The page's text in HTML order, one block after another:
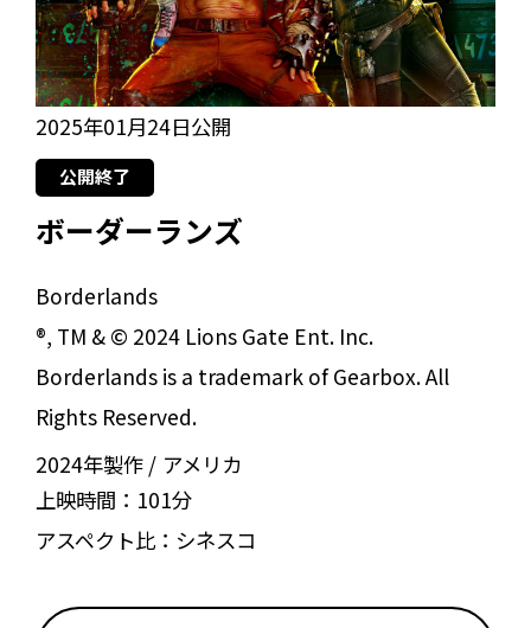
2025年01月24日公開
公開終了
ボーダーランズ
Borderlands
®, TM & © 2024 Lions Gate Ent. Inc.
Borderlands is a trademark of Gearbox. All
Rights Reserved.
2024年製作
アメリカ
上映時間： 101分
アスペクト比： シネスコ